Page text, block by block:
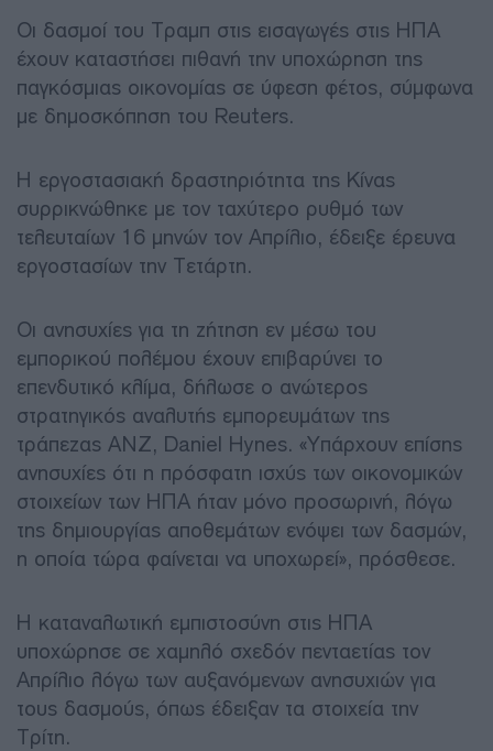
Οι δασμοί του Τραμπ στις εισαγωγές στις ΗΠΑ
έχουν καταστήσει πιθανή την υποχώρηση της
παγκόσμιας οικονομίας σε ύφεση φέτος, σύμφωνα
με δημοσκόπηση του Reuters.
Η εργοστασιακή δραστηριότητα της Κίνας
συρρικνώθηκε με τον ταχύτερο ρυθμό των
τελευταίων 16 μηνών τον Απρίλιο, έδειξε έρευνα
εργοστασίων την Τετάρτη.
Οι ανησυχίες για τη ζήτηση εν μέσω του
εμπορικού πολέμου έχουν επιβαρύνει το
επενδυτικό κλίμα, δήλωσε ο ανώτερος
στρατηγικός αναλυτής εμπορευμάτων της
τράπεζας ANZ, Daniel Hynes. «Υπάρχουν επίσης
ανησυχίες ότι η πρόσφατη ισχύς των οικονομικών
στοιχείων των ΗΠΑ ήταν μόνο προσωρινή, λόγω
της δημιουργίας αποθεμάτων ενόψει των δασμών,
η οποία τώρα φαίνεται να υποχωρεί», πρόσθεσε.
Η καταναλωτική εμπιστοσύνη στις ΗΠΑ
υποχώρησε σε χαμηλό σχεδόν πενταετίας τον
Απρίλιο λόγω των αυξανόμενων ανησυχιών για
τους δασμούς, όπως έδειξαν τα στοιχεία την
Τρίτη.